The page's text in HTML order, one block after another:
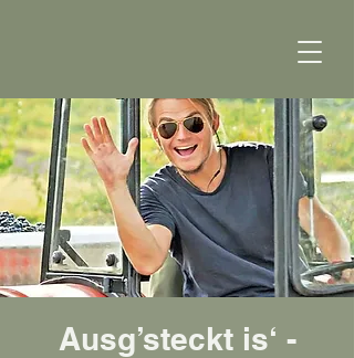
Ausg’steckt is‘ -